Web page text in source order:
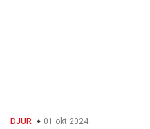
DJUR 01 okt 2024